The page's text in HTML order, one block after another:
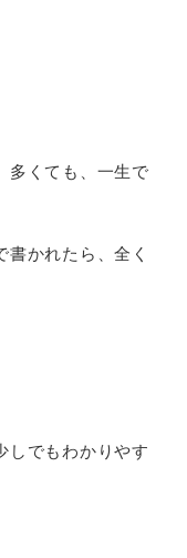
多くても、一生で
かれたら、全く
しでもわかりやす